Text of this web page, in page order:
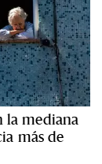
la mediana
más de